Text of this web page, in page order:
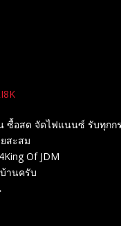
ซื้อสด จัดไฟแนนซ์ รับทุกก
สะสม
Of JDM
านครับ